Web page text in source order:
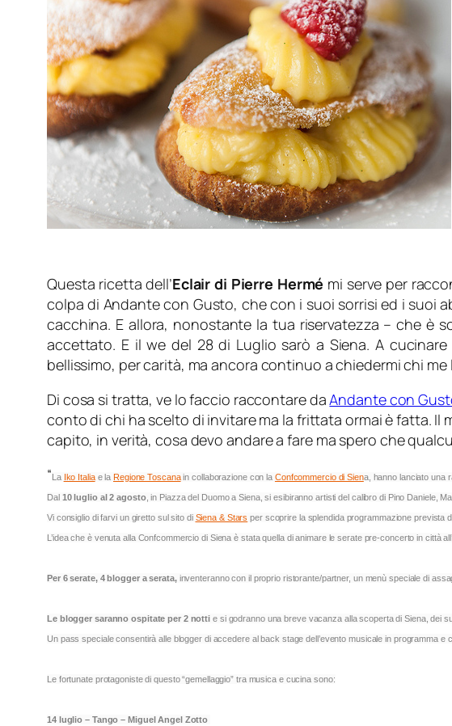
Questa ricetta dell’Eclair di Pierre Hermé mi serve per
colpa di Andante con Gusto, che con i suoi sorrisi ed i suoi
cacchina. E allora, nonostante la tua riservatezza – che è
accettato. E il we del 28 di Luglio sarò a Siena. A
bellissimo, per carità, ma ancora continuo a chiedermi chi
Di cosa si tratta, ve lo faccio raccontare daAndante con
conto di chi ha scelto di invitare ma la frittata ormai è fatta.
capito, in verità, cosa devo andare a fare ma spero che
“ La Iko Italiae la Regione Toscanain collaborazione con la Confcommercio di Siena, hanno lanciato una
Dal 10 luglio al 2 agosto, in Piazza del Duomo a Siena, si esibiranno artisti del calibro di Pino Daniele,
Vi consiglio di farvi un giretto sul sito di Siena & Stars per scoprire la splendida programmazione prevista
L’idea che è venuta alla Confcommercio di Siena è stata quella di animare le serate pre-concerto in città
Per 6 serate, 4 blogger a serata,inventeranno con il proprio ristorante/partner, un menù speciale di
Le blogger saranno ospitate per 2 notti e si godranno una breve vacanza alla scoperta di Siena, dei
Un pass speciale consentirà alle blogger di accedere al back stage dell’evento musicale in programma e
Le fortunate protagoniste di questo “gemellaggio” tra musica e cucina sono:
14 luglio – Tango – Miguel Angel Zotto